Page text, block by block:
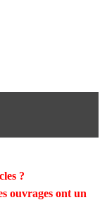
?
ouvrages ont un